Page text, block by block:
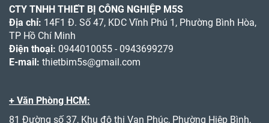
THÔNG TIN - CHÍNH SÁCH
Hướng dẫn mua hàng online